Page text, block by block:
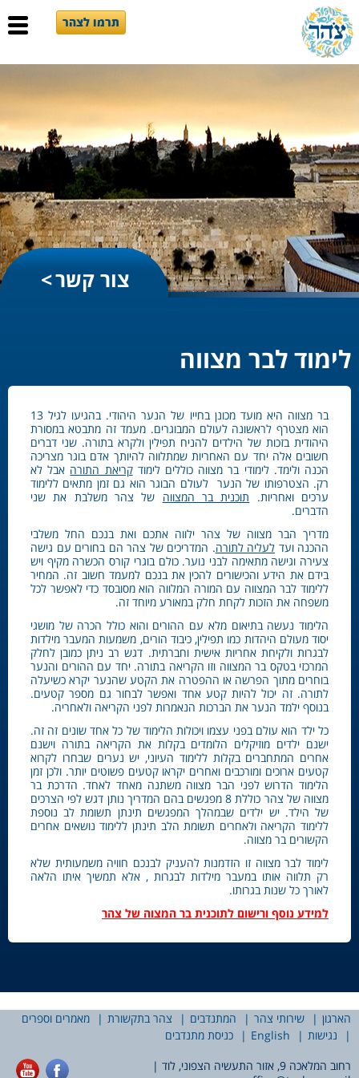
תרמו לצהר
צור קשר
לימוד לבר מצווה
בר מצווה היא מועד מכונן בחייו של הנער היהודי. בהגיעו לגיל 13
הוא מצטרף לראשונה לעולם המבוגרים. מעמד זה מתבטא במסורת
היהודית בזכות של הילדים להניח תפילין ולקרא בתורה. שני דברים
חשובים אלה יחד עם האחריות שמתלווה להיותך אדם בוגר מצריכה
הכנה ולימד. לימודי בר מצווה כוללים לימודקריאת התורה אבל לא
רק. הצטרפותו של הנער לעולם הבוגר הוא גם זמן מתאים ללימוד
ערכים ואחריות. תוכנית בר המצווה של צהר משלבת את שני
הדברים.
מדריך הבר מצווה של צהר ילווה אתכם ואת בנכם החל משלבי
ההכנה ועד לעליה לתורה. המדריכים של צהר הם בחורים עם גישה
צעירה וגישה מתאימה לבני נוער. כולם בוגרי קורס הכשרה מקיף ויש
בידם את הידע והכישורים להכין את בנכם למעמד חשוב זה. המחיר
ללימוד לבר המצווה עם המורה המלווה הוא מסובסד כדי לאפשר לכל
משפחה את הזכות לקחת חלק במאורע מיוחד זה.
הלימוד נעשה בתיאום מלא עם ההורים והוא כולל הכרה של מושגי
יסוד מעולם היהדות כמו תפילין, כיבוד הורים, משמעות המעבר מילדות
לבגרות ולקיחת אחריות אישית וחברתית. דגש רב ניתן כמובן לחלק
המרכזי בטקס בר המצווה וזו הקריאה בתורה. יחד עם ההורים והנער
בוחרים מתוך הפרשה או ההפטרה את הקטע שהנער יקרא כשיעלה
לתורה. זה יכול להיות קטע אחד ואפשר לבחור גם מספר קטעים.
בנוסף ילמד הנער את הברכות הנאמרות לפני הקריאה ולאחריה.
כל ילד הוא עולם בפני עצמו ויכולות הלימוד של כל אחד שונים זה זה.
ישנם ילדים מוזיקלים הלומדים בקלות את הקריאה בתורה וישנם
אחרים המתחברים בקלות ללימוד העיוני, יש נערים שבחרו לקרוא
קטעים ארוכים ומורכבים ואחרים יקראו קטעים פשוטים יותר. ולכן זמן
הלימוד הדרוש לפני הבר מצווה משתנה מאחד לאחד. הדרכת בר
מצווה של צהר כוללת 8 מפגשים בהם המדריך נותן דגש לפי הצרכים
של הילד. יש ילדים שבמהלך המפגשים תינתן תשומת לב נוספת
ללימוד הקריאה ולאחרים תשומת הלב תינתן ללימוד נושאים אחרים
הקשורים בר מצווה.
לימוד לבר מצווה זו הזדמנות להעניק לבנכם חוויה משמעותית שלא
רק תלווה אותו במעבר מילדות לבגרות , אלא תמשיך איתו הלאה
לאורך כל שנות בגרותו.
למידע נוסף ורישום לתוכנית בר המצוה של צהר
הארגון שירותי צהר המתנדבים צהר בתקשורת
מאמרים וספרים
נגישות
English
כניסת מתנדבים
רחוב המלאכה 9, אזור התעשיה הצפוני, לוד |